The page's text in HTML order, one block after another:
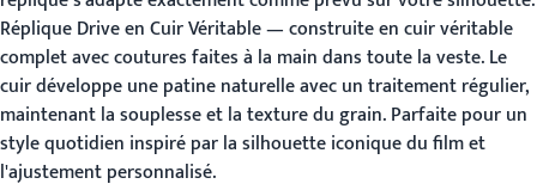
Réplique Drive en Cuir Véritable— construite en cuir véritable
complet avec coutures faites à la main dans toute la veste. Le
cuir développe une patine naturelle avec un traitement régulier,
maintenant la souplesse et la texture du grain. Parfaite pour un
style quotidien inspiré par la silhouette iconique du film et
l'ajustement personnalisé.